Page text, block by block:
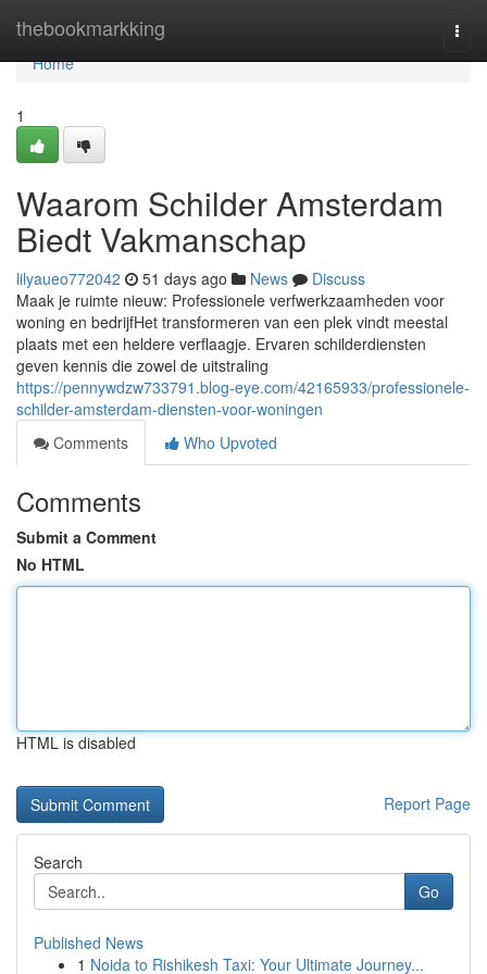
thebookmarkking
Home
Home
1
Waarom Schilder Amsterdam
Biedt Vakmanschap
lilyaueo772042 51 days ago News
Discuss
Maak je ruimte nieuw: Professionele verfwerkzaamheden voor
woning en bedrijfHet transformeren van een plek vindt meestal
plaats met een heldere verflaagje. Ervaren schilderdiensten
geven kennis die zowel de uitstraling
https://pennywdzw733791.blog-eye.com/42165933/professionele-
schilder-amsterdam-diensten-voor-woningen
Comments
Who Upvoted
Comments
Submit a Comment
No HTML
HTML is disabled
Report Page
Search
Go
Published News
1 Noida to Rishikesh Taxi: Your Ultimate Journey...